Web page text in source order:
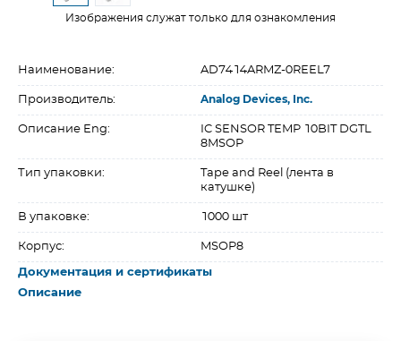
Изображения служат только для ознакомления
Наименование: AD7414ARMZ-0REEL7
Производитель: Analog Devices, Inc.
Описание Eng:
IC SENSOR TEMP 10BIT DGTL
8MSOP
Тип упаковки:
Tape and Reel (лента в
катушке)
В упаковке: 1000 шт
Корпус: MSOP8
Документация и сертификаты
Описание